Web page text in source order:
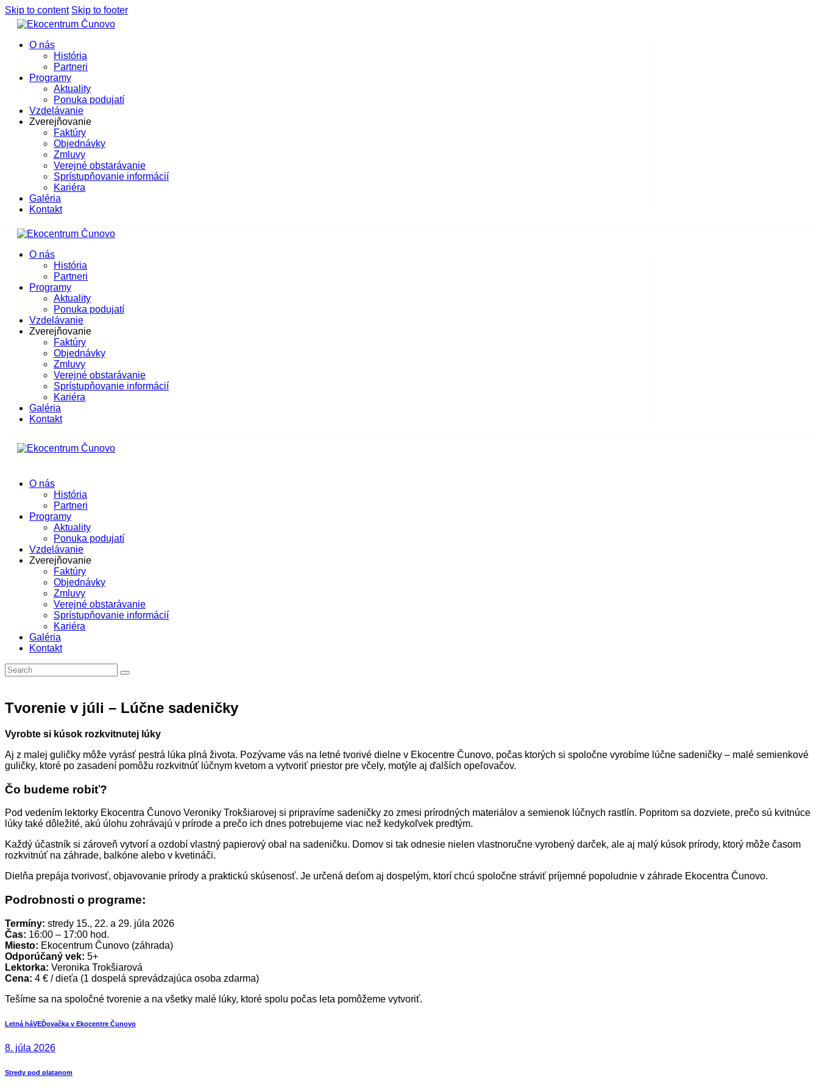
Skip to content Skip to footer
O nás
História
Partneri
Programy
Aktuality
Ponuka podujatí
Vzdelávanie
Zverejňovanie
Faktúry
Objednávky
Zmluvy
Verejné obstarávanie
Sprístupňovanie informácií
Kariéra
Galéria
Kontakt
O nás
História
Partneri
Programy
Aktuality
Ponuka podujatí
Vzdelávanie
Zverejňovanie
Faktúry
Objednávky
Zmluvy
Verejné obstarávanie
Sprístupňovanie informácií
Kariéra
Galéria
Kontakt
O nás
História
Partneri
Programy
Aktuality
Ponuka podujatí
Vzdelávanie
Zverejňovanie
Faktúry
Objednávky
Zmluvy
Verejné obstarávanie
Sprístupňovanie informácií
Kariéra
Galéria
Kontakt
Tvorenie v júli – Lúčne sadeničky
Vyrobte si kúsok rozkvitnutej lúky
Aj z malej guličky môže vyrásť pestrá lúka plná života. Pozývame vás na letné tvorivé dielne v Ekocentre Čunovo, počas ktorých si spoločne vyrobíme lúčne sadeničky – malé semienkové
guličky, ktoré po zasadení pomôžu rozkvitnúť lúčnym kvetom a vytvoriť priestor pre včely, motýle aj ďalších opeľovačov.
Čo budeme robiť?
Pod vedením lektorky Ekocentra Čunovo Veroniky Trokšiarovej si pripravíme sadeničky zo zmesi prírodných materiálov a semienok lúčnych rastlín. Popritom sa dozviete, prečo sú kvitnúce
lúky také dôležité, akú úlohu zohrávajú v prírode a prečo ich dnes potrebujeme viac než kedykoľvek predtým.
Každý účastník si zároveň vytvorí a ozdobí vlastný papierový obal na sadeničku. Domov si tak odnesie nielen vlastnoručne vyrobený darček, ale aj malý kúsok prírody, ktorý môže časom
rozkvitnúť na záhrade, balkóne alebo v kvetináči.
Dielňa prepája tvorivosť, objavovanie prírody a praktickú skúsenosť. Je určená deťom aj dospelým, ktorí chcú spoločne stráviť príjemné popoludnie v záhrade Ekocentra Čunovo.
Podrobnosti o programe:
Termíny: stredy 15., 22. a 29. júla 2026
Čas: 16:00 – 17:00 hod.
Miesto: Ekocentrum Čunovo (záhrada)
Odporúčaný vek: 5+
Lektorka: Veronika Trokšiarová
Cena: 4 € / dieťa (1 dospelá sprevádzajúca osoba zdarma)
Tešíme sa na spoločné tvorenie a na všetky malé lúky, ktoré spolu počas leta pomôžeme vytvoriť.
Navigácia
v
Previous
Letná háVEĎovačka v Ekocentre Čunovo
8. júla 2026
Next
Stredy pod platanom